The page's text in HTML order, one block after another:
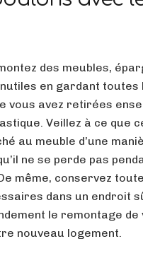
des meubles,
en gardant toutes
vous avez retirées
Veillez à ce que
au meuble d’une
ne se perde pas
De même, conservez
dans un endroit
le remontage de
nouveau logement.